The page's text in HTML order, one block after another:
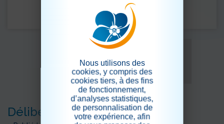
Délibération du jury
Nous utilisons des
cookies, y compris des
cookies tiers, à des fins
de fonctionnement,
d’analyses statistiques,
de personnalisation de
votre expérience, afin